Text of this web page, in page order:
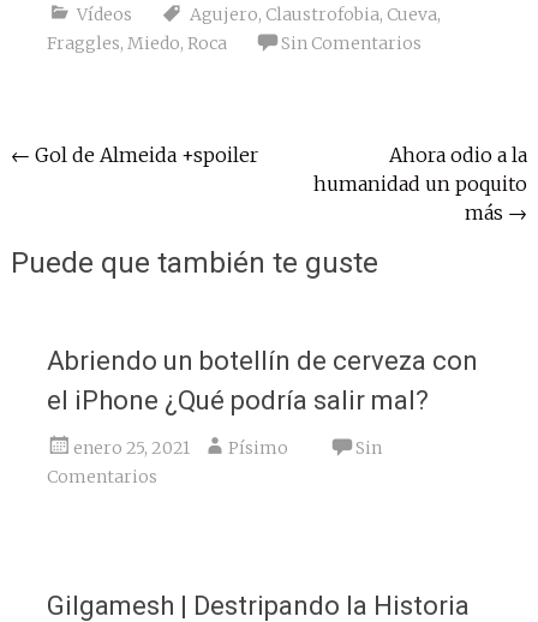
Vídeos Agujero, Claustrofobia, Cueva,
Fraggles, Miedo, Roca Sin Comentarios
Navegación
← Gol de Almeida +spoiler
Ahora odio a la
humanidad un poquito
más →
Puede que también te guste
Abriendo un botellín de cerveza con
el iPhone ¿Qué podría salir mal?
enero 25, 2021 Písimo
Sin
Comentarios
Gilgamesh | Destripando la Historia